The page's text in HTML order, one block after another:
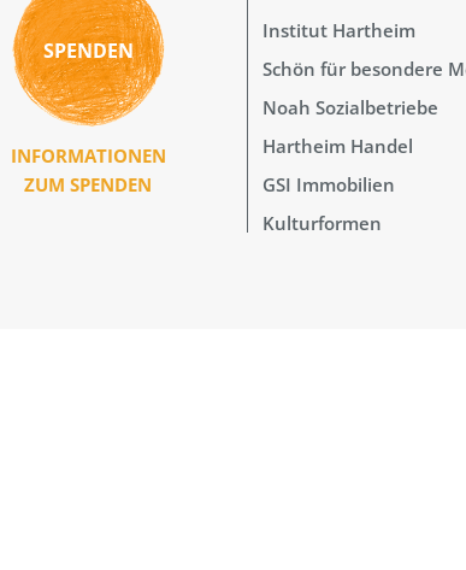
SPENDEN
INFORMATIONEN
ZUM SPENDEN
Institut Hartheim
Schön für besondere
Noah Sozialbetriebe
Hartheim Handel
GSI Immobilien
Kulturformen